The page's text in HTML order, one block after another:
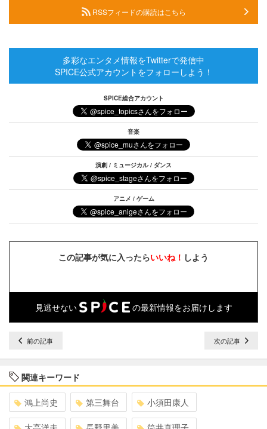
RSSフィードの購読はこちら
多彩なエンタメ情報をTwitterで発信中
SPICE公式アカウントをフォローしよう！
SPICE総合アカウント
音楽
演劇 / ミュージカル / ダンス
アニメ / ゲーム
この記事が気に入ったらいいね！ しよう
見逃せない の最新情報をお届けします
前の記事 次の記事
関連キーワード
鴻上尚史 第三舞台 小須田康人